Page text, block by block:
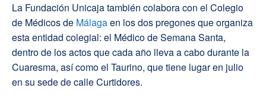
La Fundación Unicaja también colabora con el Colegio
de Médicos de Málagaen los dos pregones que organiza
esta entidad colegial: el Médico de Semana Santa,
dentro de los actos que cada año lleva a cabo durante la
Cuaresma, así como el Taurino, que tiene lugar en julio
en su sede de calle Curtidores.